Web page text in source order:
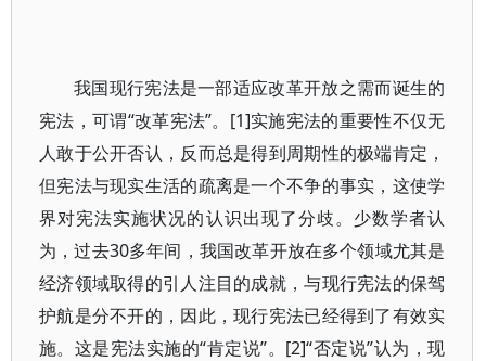
我国现行宪法是一部适应改革开放之需而诞生的
宪法，可谓“改革宪法”。[1]实施宪法的重要性不仅无
人敢于公开否认，反而总是得到周期性的极端肯定，
但宪法与现实生活的疏离是一个不争的事实，这使学
界对宪法实施状况的认识出现了分歧。少数学者认
为，过去30多年间，我国改革开放在多个领域尤其是
经济领域取得的引人注目的成就，与现行宪法的保驾
护航是分不开的，因此，现行宪法已经得到了有效实
施。这是宪法实施的“肯定说”。[2]“否定说”认为，现